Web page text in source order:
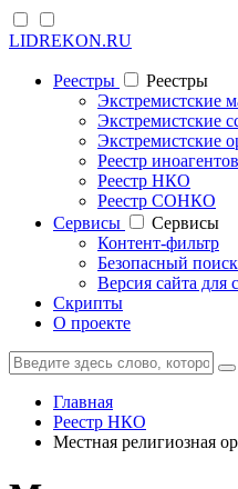
LIDREKON.RU
Реестры
Реестры
Экстремистские
Экстремистские
Экстремистские
Реестр иноагентов
Реестр НКО
Реестр СОНКО
Cервисы
Cервисы
Контент-фильтр
Безопасный поиск
Версия сайта для
Скрипты
О проекте
Главная
Реестр НКО
Местная религиозная